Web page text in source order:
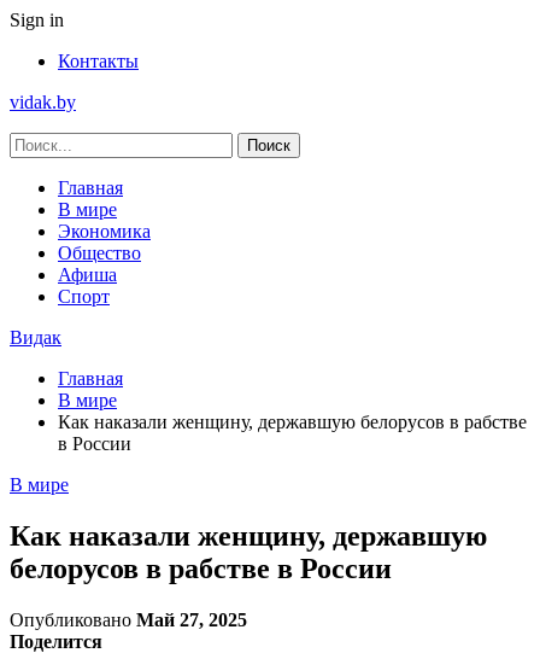
Sign in
Контакты
vidak.by
Главная
В мире
Экономика
Общество
Афиша
Спорт
Видак
Главная
В мире
Как наказали женщину, державшую белорусов в рабстве
в России
В мире
Как наказали женщину, державшую
белорусов в рабстве в России
Опубликовано Май 27, 2025
Поделится